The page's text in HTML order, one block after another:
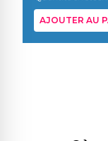
AJOUTER AU